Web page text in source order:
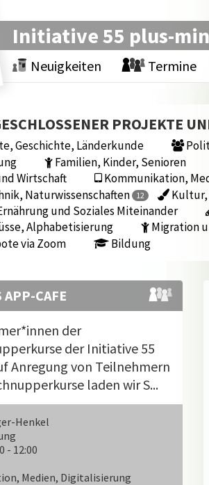
Initiative 55 plus-
Neuigkeiten Termine
PROJEKTE
Geschichte, Länderkunde
Familien, Kinder, Senioren
Wirtschaft
Kommunikation,
Naturwissenschaften
12
Kultur,
und Soziales Miteinander
Alphabetisierung
Migration
via Zoom
Bildung
CAFE
der
der Initiative 55
Anregung von Teilnehmern
laden wir S...
Henkel
- 12:00
Medien, Digitalisierung